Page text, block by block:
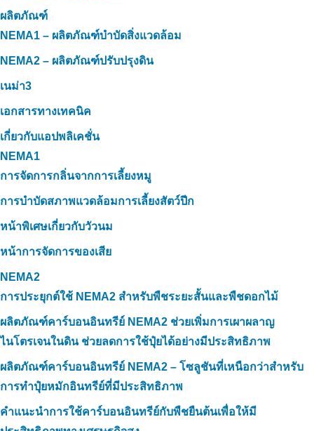
ผลิตภัณฑ์
NEMA1 – ผลิตภัณฑ์บำบัดสิ่งแวดล้อม
NEMA2 – ผลิตภัณฑ์ปรับปรุงดิน
เนม่า3
เอกสารทางเทคนิค
เกี่ยวกับแอปพลิเคชั่น
NEMA1
การจัดการกลิ่นจากการเลี้ยงหมู
การบำบัดสภาพแวดล้อมการเลี้ยงสัตว์ปีก
หน้าพิเศษเกี่ยวกับวัวนม
หน้าการจัดการของเสีย
NEMA2
การประยุกต์ใช้ NEMA2 สำหรับพืชระยะสั้นและพืชดอกไม้
ผลิตภัณฑ์คาร์บอนอินทรีย์ NEMA2 ช่วยเพิ่มการเผาผลาญ
ไนโตรเจนในดิน ช่วยลดการใช้ปุ๋ยได้อย่างมีประสิทธิภาพ
ผลิตภัณฑ์คาร์บอนอินทรีย์ NEMA2 – โซลูชันที่เหนือกว่าสำหรับ
การทำปุ๋ยหมักอินทรีย์ที่มีประสิทธิภาพ
คำแนะนำการใช้คาร์บอนอินทรีย์กับพืชยืนต้นเพื่อให้มี